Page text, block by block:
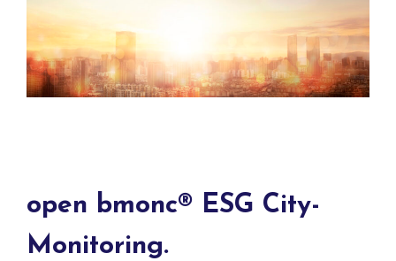
open bmonc® ESG City-
Monitoring.